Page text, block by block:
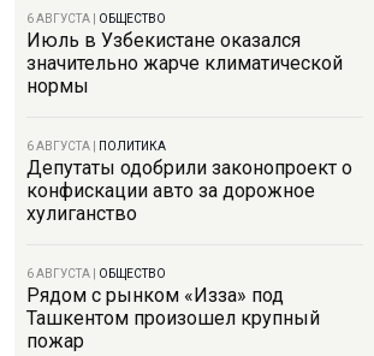
6 АВГУСТА ОБЩЕСТВО
Июль в Узбекистане оказался
значительно жарче климатической
нормы
6 АВГУСТА ПОЛИТИКА
Депутаты одобрили законопроект о
конфискации авто за дорожное
хулиганство
6 АВГУСТА ОБЩЕСТВО
Рядом с рынком «Изза» под
Ташкентом произошел крупный
пожар